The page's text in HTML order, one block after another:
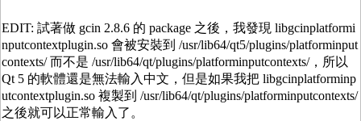
EDIT: 試著做 gcin 2.8.6 的 package 之後，我發現 libgcinplatformi
nputcontextplugin.so 會被安裝到 /usr/lib64/qt5/plugins/platforminput
contexts/ 而不是 /usr/lib64/qt/plugins/platforminputcontexts/，所以
Qt 5 的軟體還是無法輸入中文，但是如果我把 libgcinplatforminp
utcontextplugin.so 複製到 /usr/lib64/qt/plugins/platforminputcontexts/
之後就可以正常輸入了。